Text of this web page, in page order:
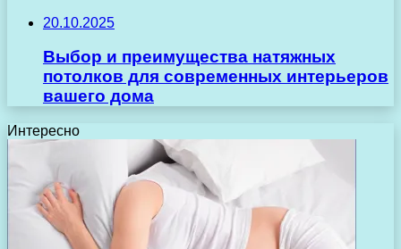
20.10.2025
Выбор и преимущества натяжных
потолков для современных интерьеров
вашего дома
Интересно